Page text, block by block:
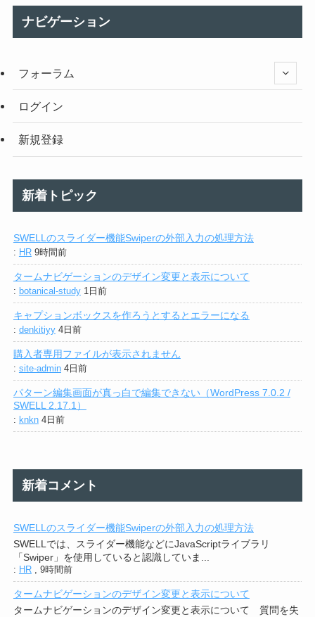
ナビゲーション
フォーラム
ログイン
新規登録
新着トピック
SWELLのスライダー機能Swiperの外部入力の処理方法
: HR 9時間前
タームナビゲーションのデザイン変更と表示について
: botanical-study 1日前
キャプションボックスを作ろうとするとエラーになる
: denkitiyy 4日前
購入者専用ファイルが表示されません
: site-admin 4日前
パターン編集画面が真っ白で編集できない（WordPress 7.0.2 /
SWELL 2.17.1）
: knkn 4日前
新着コメント
SWELLのスライダー機能Swiperの外部入力の処理方法
SWELLでは、スライダー機能などにJavaScriptライブラリ
「Swiper」を使用していると認識していま...
: HR, 9時間前
タームナビゲーションのデザイン変更と表示について
タームナビゲーションのデザイン変更と表示について 質問を失